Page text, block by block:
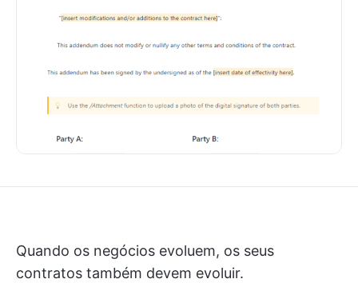
Quando os negócios evoluem, os seus
contratos também devem evoluir.